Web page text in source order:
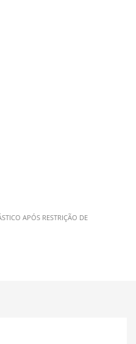
APÓS RESTRIÇÃO DE